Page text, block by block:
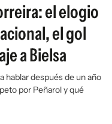
el elogio
el gol
a Bielsa
hablar después de un año
por Peñarol y qué